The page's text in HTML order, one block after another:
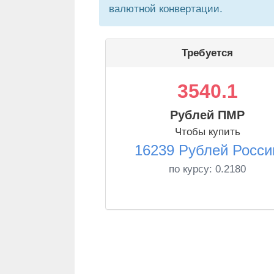
валютной конвертации.
Требуется
3540.1
Рублей ПМР
Чтобы купить
16239 Рублей
по курсу: 0.2180